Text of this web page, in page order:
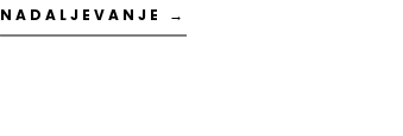
NADALJEVANJE →